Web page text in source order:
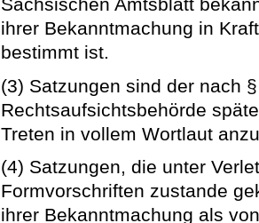
Sächsischen Amtsblatt
ihrer Bekanntmachung in
bestimmt ist.
(3) Satzungen sind der nach
Rechtsaufsichtsbehörde
Treten in vollem Wortlaut
(4) Satzungen, die unter
Formvorschriften zustande
ihrer Bekanntmachung als